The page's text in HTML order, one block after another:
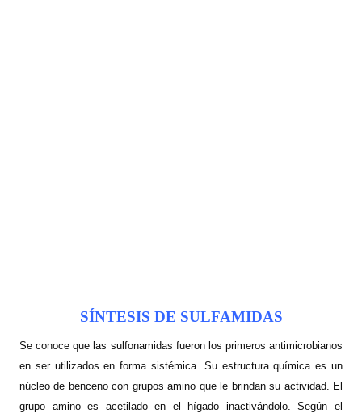
SÍNTESIS DE SULFAMIDAS
Se conoce que las sulfonamidas fueron los primeros antimicrobianos
en ser utilizados en forma sistémica. Su estructura química es un
núcleo de benceno con grupos amino que le brindan su actividad. El
grupo amino es acetilado en el hígado inactivándolo. Según el